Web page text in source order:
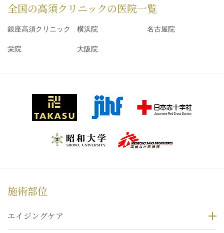
全国の高須クリニックの医院一覧
銀座高須クリニック 横浜院 名古屋院
栄院 大阪院
施術部位
エイジングケア